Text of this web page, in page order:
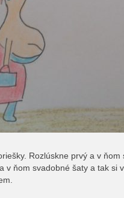
Rozlúskne prvý a v
v ňom svadobné šaty a tak si